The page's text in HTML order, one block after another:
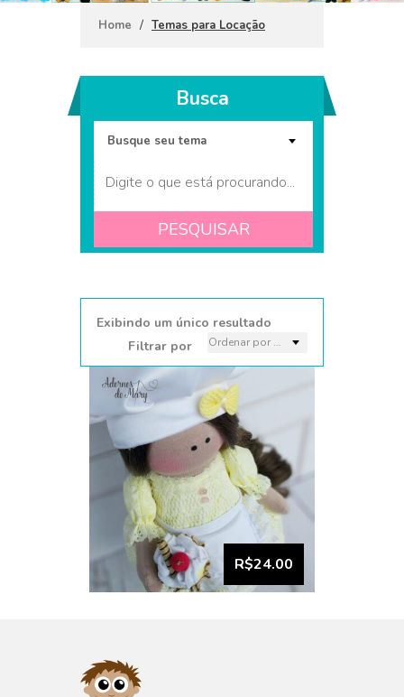
Home / Temas para Locação
Busca
PESQUISAR
Exibindo um único resultado
Filtrar por
R$24.00